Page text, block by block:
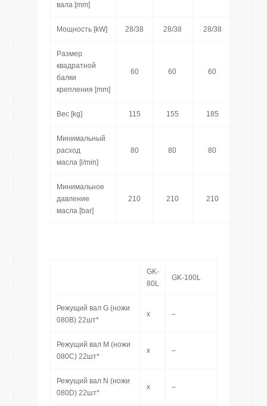
вала [mm]
Мощность [kW] 28/38 28/38 28/38 28/38
Размер
квадратной
балки
крепления [mm]
60 60 60 60
Вес [kg] 115 155 185 205
Минимальный
расход
масла [l/min]
80 80 80 80
Минимальное
давление
масла [bar]
210 210 210
GK-
80L
GK-100L
Режущий вал G (ножи
080B) 22шт*
x –
Режущий вал M (ножи
080C) 22шт*
x –
Режущий вал N (ножи
080D) 22шт*
x –